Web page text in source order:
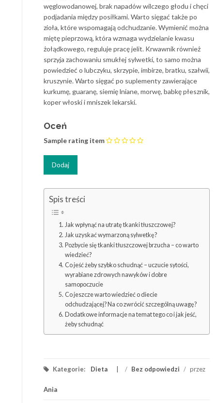
węglowodanowej, brak napadów wilczego głodu i chęci
podjadania między posiłkami. Warto sięgać także po
zioła, które wspomagają odchudzanie. Wymienić można
miętę pieprzową, która wzmaga wydzielanie kwasu
żołądkowego, reguluje pracę jelit. Krwawnik również
sprzyja zachowaniu smukłej sylwetki, to samo można
powiedzieć o lubczyku, skrzypie, imbirze, bratku, szałwii,
kruszynie. Warto sięgać po suplementy zawierające
kurkumę, guaranę, siemię lniane, morwę, babkę płesznik,
koper włoski i mniszek lekarski.
Oceń
Sample rating item
Spis treści
Jak wpłynąć na utratę tkanki tłuszczowej?
Jak uzyskać wymarzoną sylwetkę?
Pozbycie się tkanki tłuszczowej brzucha – co warto
wiedzieć?
Co jeść żeby szybko schudnąć – uczucie sytości,
wyrabiane zdrowych nawyków i dobre
samopoczucie
Co jeszcze warto wiedzieć o diecie
odchudzającej? Na co zwrócić szczególną uwagę?
Dodatkowe informacje na temat tego co i jak jeść,
żeby schudnąć
Kategorie: Dieta / Bez odpowiedzi / przez
Ania